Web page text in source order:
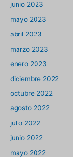
junio 2023
mayo 2023
abril 2023
marzo 2023
enero 2023
diciembre 2022
octubre 2022
agosto 2022
julio 2022
junio 2022
mayo 2022